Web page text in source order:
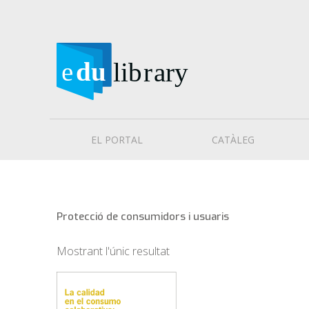
EL PORTAL CATÀLEG
Protecció de consumidors i usuaris
Mostrant l'únic resultat